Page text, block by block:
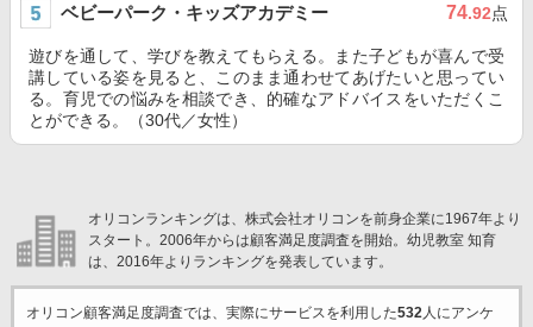
ベビーパーク・キッズアカデミー 74.92点
遊びを通して、学びを教えてもらえる。また子どもが喜んで受
講している姿を見ると、このまま通わせてあげたいと思ってい
る。育児での悩みを相談でき、的確なアドバイスをいただくこ
とができる。（30代／女性）
オリコンランキングは、株式会社オリコンを前身企業に1967年より
スタート。2006年からは顧客満足度調査を開始。幼児教室 知育
は、2016年よりランキングを発表しています。
オリコン顧客満足度調査では、実際にサービスを利用した532人にアンケ